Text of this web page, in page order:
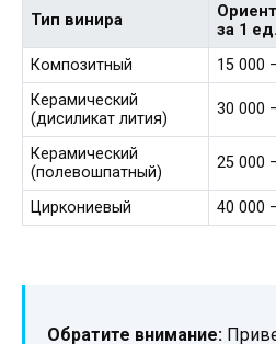
Тип винира
за 1
Композитный
15 000
Керамический
(дисиликат лития)
30 000
Керамический
(полевошпатный)
25 000
Циркониевый 40 000
Обратите внимание: